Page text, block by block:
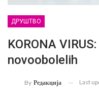
ДРУШТВО
KORONA
novoobolelih
By Редакција Last